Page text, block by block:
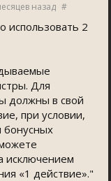
назад #
2
Для
должны в свой
при условии,
бонусных
исключением
«1 действие»."